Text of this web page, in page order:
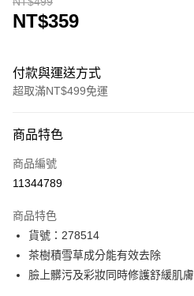
NT$359
付款與運送方式
超取滿NT$499免運
icash Pay
信用卡一次付款
LINE Pay
Apple Pay
商品特色
商品編號
11344789
商品特色
貨號：278514
茶樹積雪草成分能有效去除
臉上髒污及彩妝同時修護舒緩肌膚